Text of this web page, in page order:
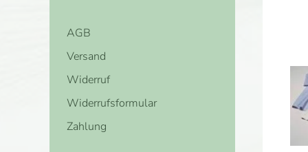
AGB
Versand
Widerruf
Widerrufsformular
Zahlung